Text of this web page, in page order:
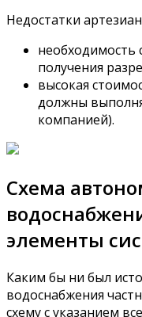
Недостатки
необходимость
получения
высокая
должны
компанией).
Схема
элементы
Каким бы ни был
водоснабжения
схему с указанием